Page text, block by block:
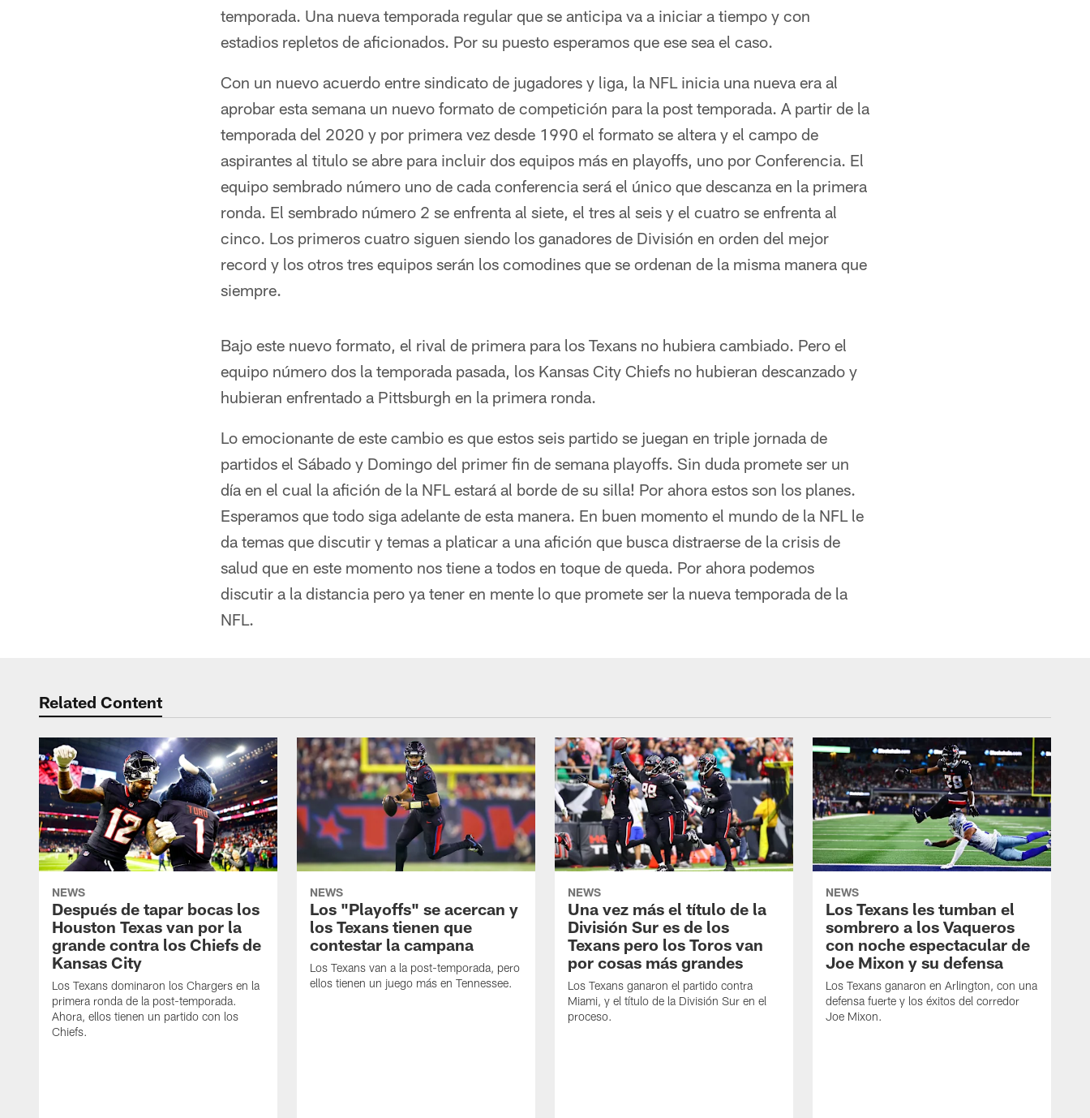
temporada. Una nueva temporada regular que se anticipa va a iniciar a tiempo y con
estadios repletos de aficionados. Por su puesto esperamos que ese sea el caso.
Con un nuevo acuerdo entre sindicato de jugadores y liga, la NFL inicia una nueva era al
aprobar esta semana un nuevo formato de competición para la post temporada. A partir de la
temporada del 2020 y por primera vez desde 1990 el formato se altera y el campo de
aspirantes al titulo se abre para incluir dos equipos más en playoffs, uno por Conferencia. El
equipo sembrado número uno de cada conferencia será el único que descanza en la primera
ronda. El sembrado número 2 se enfrenta al siete, el tres al seis y el cuatro se enfrenta al
cinco. Los primeros cuatro siguen siendo los ganadores de División en orden del mejor
record y los otros tres equipos serán los comodines que se ordenan de la misma manera que
siempre.
Bajo este nuevo formato, el rival de primera para los Texans no hubiera cambiado. Pero el
equipo número dos la temporada pasada, los Kansas City Chiefs no hubieran descanzado y
hubieran enfrentado a Pittsburgh en la primera ronda.
Lo emocionante de este cambio es que estos seis partido se juegan en triple jornada de
partidos el Sábado y Domingo del primer fin de semana playoffs. Sin duda promete ser un
día en el cual la afición de la NFL estará al borde de su silla! Por ahora estos son los planes.
Esperamos que todo siga adelante de esta manera. En buen momento el mundo de la NFL le
da temas que discutir y temas a platicar a una afición que busca distraerse de la crisis de
salud que en este momento nos tiene a todos en toque de queda. Por ahora podemos
discutir a la distancia pero ya tener en mente lo que promete ser la nueva temporada de la
NFL.
Related Content
NEWS
Después de tapar bocas los
Houston Texas van por la
grande contra los Chiefs de
Kansas City
Los Texans dominaron los Chargers en la
primera ronda de la post-temporada.
Ahora, ellos tienen un partido con los
Chiefs.
NEWS
Los "Playoffs" se acercan y
los Texans tienen que
contestar la campana
Los Texans van a la post-temporada, pero
ellos tienen un juego más en Tennessee.
NEWS
Una vez más el título de la
División Sur es de los
Texans pero los Toros van
por cosas más grandes
Los Texans ganaron el partido contra
Miami, y el título de la División Sur en el
proceso.
NEWS
Los Texans les tumban el
sombrero a los Vaqueros
con noche espectacular de
Joe Mixon y su defensa
Los Texans ganaron en Arlington, con una
defensa fuerte y los éxitos del corredor
Joe Mixon.